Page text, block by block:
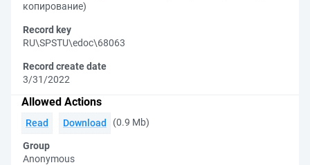
копирование)
Record key
RU\SPSTU\edoc\68063
Record create date
3/31/2022
Allowed Actions
Read Download (0.9 Mb)
Group
Anonymous